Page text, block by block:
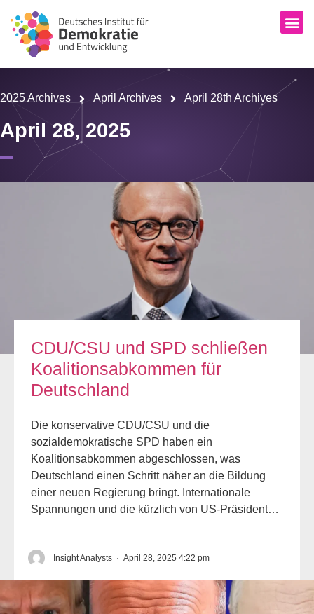
2025 Archives April Archives April 28th Archives
April 28, 2025
CDU/CSU und SPD schließen
Koalitionsabkommen für
Deutschland
Die konservative CDU/CSU und die
sozialdemokratische SPD haben ein
Koalitionsabkommen abgeschlossen, was
Deutschland einen Schritt näher an die Bildung
einer neuen Regierung bringt. Internationale
Spannungen und die kürzlich von US-Präsident…
Insight Analysts · April 28, 2025 4:22 pm